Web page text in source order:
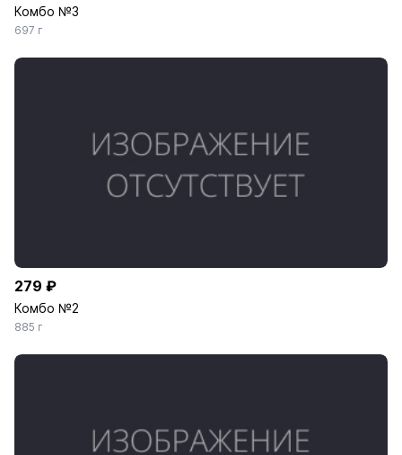
Комбо №3
697 г
279 ₽
Комбо №2
885 г